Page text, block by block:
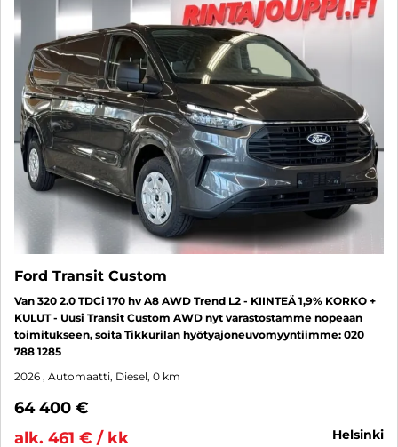
Ford Transit Custom
Van 320 2.0 TDCi 170 hv A8 AWD Trend L2 - KIINTEÄ 1,9% KORKO +
KULUT - Uusi Transit Custom AWD nyt varastostamme nopeaan
toimitukseen, soita Tikkurilan hyötyajoneuvomyyntiimme: 020
788 1285
2026 , Automaatti, Diesel, 0 km
64 400 €
alk. 461 € / kk
helsinki